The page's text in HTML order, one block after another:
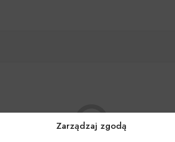
Zarządzaj zgodą